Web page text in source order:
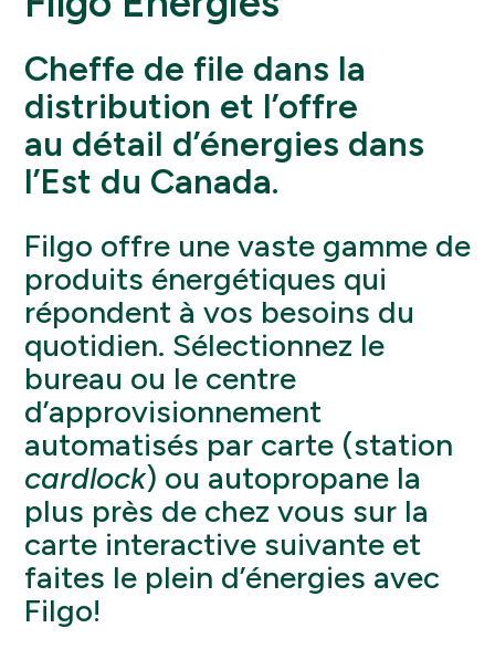
Cheffe de file dans la
distribution et l’offre
au détail d’énergies dans
l’Est du Canada.
Filgo offre une vaste gamme de
produits énergétiques qui
répondent à vos besoins du
quotidien. Sélectionnez le
bureau ou le centre
d’approvisionnement
automatisés par carte (station
cardlock) ou autopropane la
plus près de chez vous sur la
carte interactive suivante et
faites le plein d’énergies avec
Filgo!